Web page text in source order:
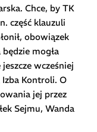
Chce, by TK
część klauzuli
obowiązek
mogła
wcześniej
Kontroli. O
jej przez
Sejmu, Wanda